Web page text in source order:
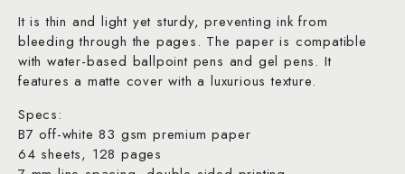
It is thin and light yet sturdy, preventing ink from
bleeding through the pages. The paper is compatible
with water-based ballpoint pens and gel pens. It
features a matte cover with a luxurious texture.
Specs:
B7 off-white 83 gsm premium paper
64 sheets, 128 pages